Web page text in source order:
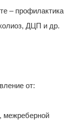
– профилактика
ДЦП и др.
от:
межреберной